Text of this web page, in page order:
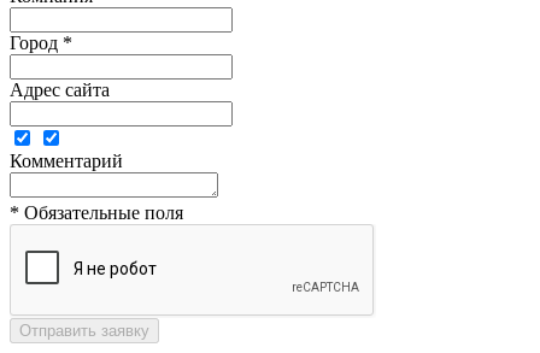
Город *
Адрес сайта
Комментарий
* Обязательные поля